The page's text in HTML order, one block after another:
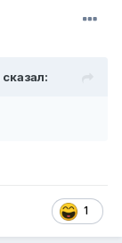
сказал:
1